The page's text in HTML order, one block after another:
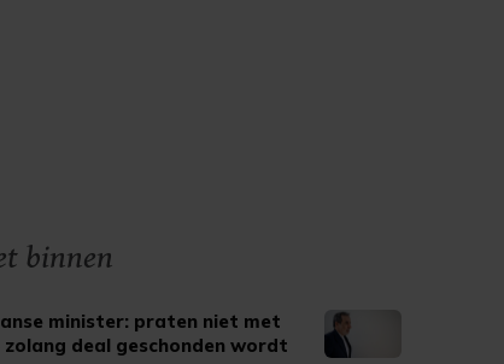
binnen
minister: praten niet met
zolang deal geschonden wordt